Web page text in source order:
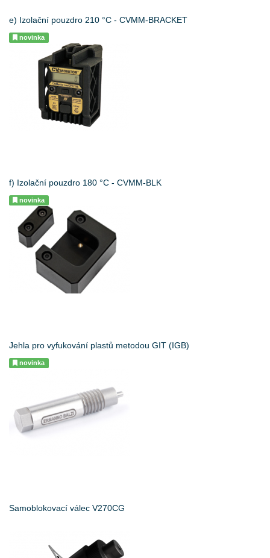
e) Izolační pouzdro 210 °C - CVMM-BRACKET
novinka
f) Izolační pouzdro 180 °C - CVMM-BLK
novinka
Jehla pro vyfukování plastů metodou GIT (IGB)
novinka
Samoblokovací válec V270CG